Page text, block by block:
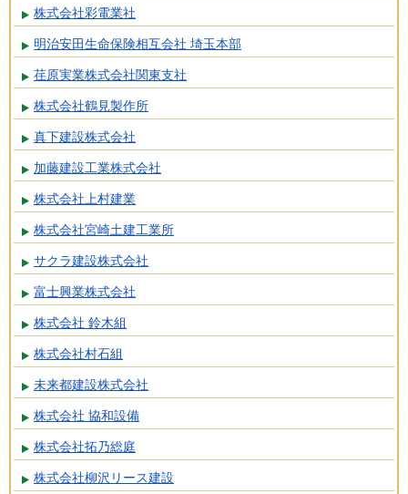
株式会社彩電業社
明治安田生命保険相互会社 埼玉本部
荏原実業株式会社関東支社
株式会社鶴見製作所
真下建設株式会社
加藤建設工業株式会社
株式会社上村建業
株式会社宮崎土建工業所
サクラ建設株式会社
富士興業株式会社
株式会社 鈴木組
株式会社村石組
未来都建設株式会社
株式会社 協和設備
株式会社拓乃総庭
株式会社柳沢リース建設